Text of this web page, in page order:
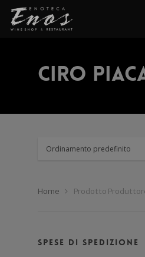
Ciro
Home Prodotto
Spese di spedizione